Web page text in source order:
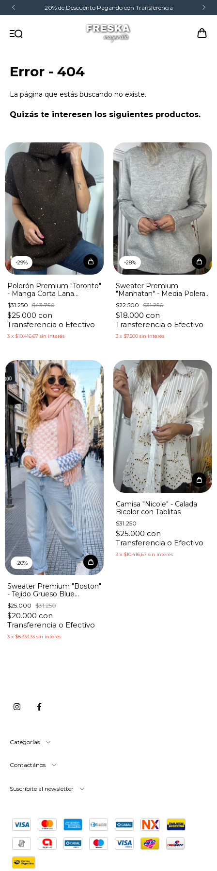
20% de Descuento Pagando con Transferencia
Error - 404
La página que estás buscando no existe.
Quizás te interesen los siguientes productos.
-29%
Polerón Premium "Toronto"
- Manga Corta Lana
Cashmire con Lentejuelas
$31.250 $43.750
$25.000 con
Transferencia o Efectivo
3 x $10.416,67 sin interés
-28%
Sweater Premium
"Manhatan" - Media Polera
Lana Cashmire Triángulos
$22.500 $31.250
$18.000 con
Transferencia o Efectivo
3 x $7.500 sin interés
-20%
Sweater Premium "Boston"
- Tejido Grueso Blue
Degrade
$25.000 $31.250
$20.000 con
Transferencia o Efectivo
3 x $8.333,33 sin interés
Camisa "Nicole" - Calada
Bicolor con Tablitas
$31.250
$25.000 con
Transferencia o Efectivo
3 x $10.416,67 sin interés
Categorías
Contactános
Suscribite al newsletter